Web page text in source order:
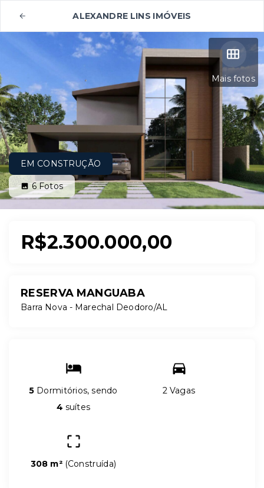
ALEXANDRE LINS IMÓVEIS
Mais fotos
EM CONSTRUÇÃO
6 Fotos
R$2.300.000,00
RESERVA MANGUABA
Barra Nova - Marechal Deodoro/AL
5 Dormitórios, sendo
4 suítes
2 Vagas
308 m² (Construída)